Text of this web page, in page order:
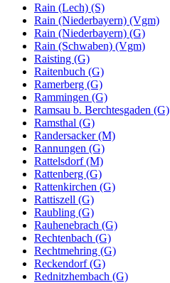
Rain (Lech) (S)
Rain (Niederbayern) (Vgm)
Rain (Niederbayern) (G)
Rain (Schwaben) (Vgm)
Raisting (G)
Raitenbuch (G)
Ramerberg (G)
Rammingen (G)
Ramsau b. Berchtesgaden (G)
Ramsthal (G)
Randersacker (M)
Rannungen (G)
Rattelsdorf (M)
Rattenberg (G)
Rattenkirchen (G)
Rattiszell (G)
Raubling (G)
Rauhenebrach (G)
Rechtenbach (G)
Rechtmehring (G)
Reckendorf (G)
Rednitzhembach (G)